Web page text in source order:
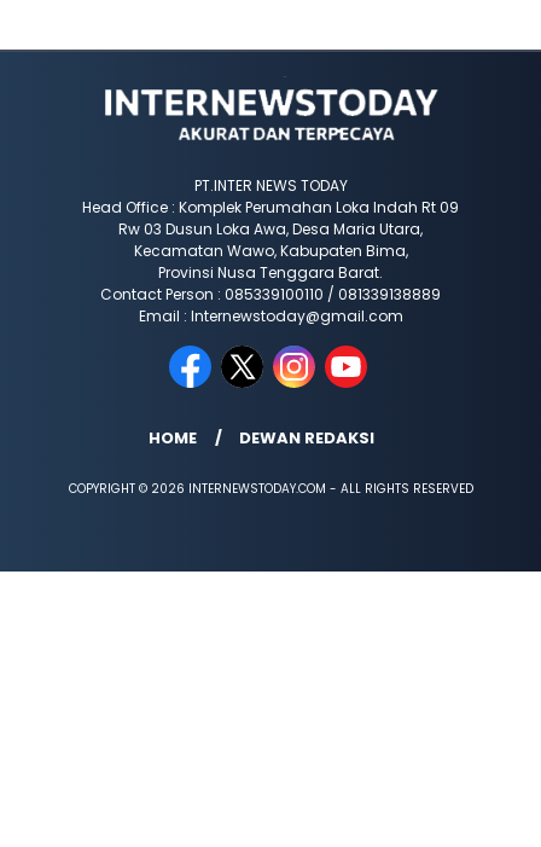
PT.INTER NEWS TODAY
Head Office : Komplek Perumahan Loka Indah Rt 09
Rw 03 Dusun Loka Awa, Desa Maria Utara,
Kecamatan Wawo, Kabupaten Bima,
Provinsi Nusa Tenggara Barat.
Contact Person : 085339100110 / 081339138889
Email : Internewstoday@gmail.com
HOME DEWAN REDAKSI
COPYRIGHT © 2026 INTERNEWSTODAY.COM - ALL RIGHTS RESERVED